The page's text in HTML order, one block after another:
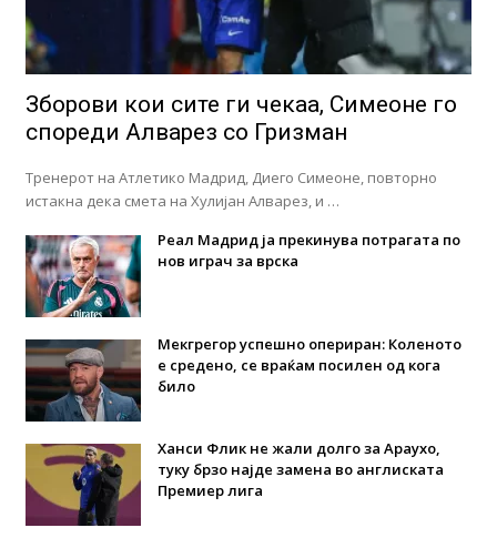
Зборови кои сите ги чекаа, Симеоне го
спореди Алварез со Гризман
Тренерот на Атлетико Мадрид, Диего Симеоне, повторно
истакна дека смета на Хулијан Алварез, и …
Реал Мадрид ја прекинува потрагата по
нов играч за врска
Мекгрегор успешно опериран: Коленото
е средено, се враќам посилен од кога
било
Ханси Флик не жали долго за Араухо,
туку брзо најде замена во англиската
Премиер лига